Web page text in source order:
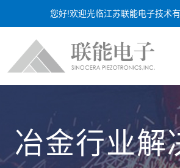
您好!欢迎光临江苏联能电子技术
冶金行业解